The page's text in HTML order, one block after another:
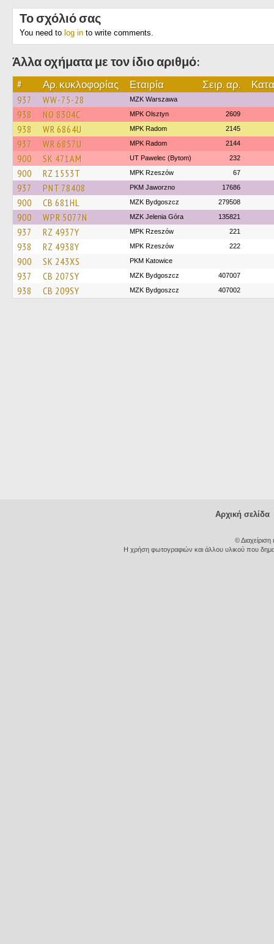
Το σχόλιό σας
You need to log in to write comments.
Άλλα οχήματα με τον ίδιο αριθμό:
# Αρ. κυκλοφορίας Εταιρία Σειρ. αρ.
937 WW-75-28 MZK Warszawa
938 NO 8304C MPK Olsztyn 2609
938 WR 6864U MPK Radom 2145
937 WR 6857U MPK Radom 2144
900 SK 471AM UT Pawelec (Bytom) 232
900 RZ 1553T MPK Rzeszów 67
937 PNT 78408 PKM Jaworzno 17686
900 CB 681HL MZK Bydgoszcz 279508
900 WPR 5077N MZK Jelenia Góra 135821
937 RZ 4937Y MPK Rzeszów 221
938 RZ 4938Y MPK Rzeszów 222
900 SK 243XS PKM Katowice
937 CB 207SY MZK Bydgoszcz 407007
938 CB 209SY MZK Bydgoszcz 407002
Αρχική σελίδα
©
Η χρήση φωτογραφιών και άλλου υλικού που